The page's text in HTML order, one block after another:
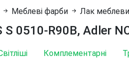
Меблеві фарби Лак
0510-R90B, Adler
Комплементарні